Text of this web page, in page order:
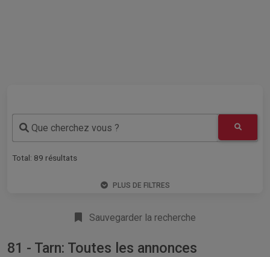
Que cherchez vous ?
Total: 89 résultats
PLUS DE FILTRES
Sauvegarder la recherche
81 - Tarn: Toutes les annonces